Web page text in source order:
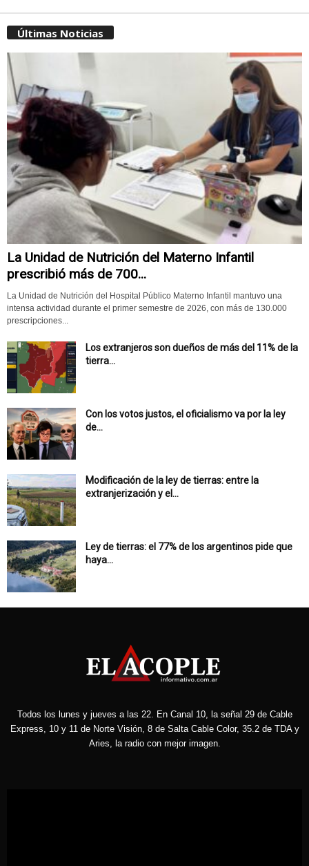
Últimas Noticias
La Unidad de Nutrición del Materno Infantil
prescribió más de 700...
La Unidad de Nutrición del Hospital Público Materno Infantil mantuvo una
intensa actividad durante el primer semestre de 2026, con más de 130.000
prescripciones...
Los extranjeros son dueños de más del 11% de la
tierra...
Con los votos justos, el oficialismo va por la ley
de...
Modificación de la ley de tierras: entre la
extranjerización y el...
Ley de tierras: el 77% de los argentinos pide que
haya...
Todos los lunes y jueves a las 22. En Canal 10, la señal 29 de Cable
Express, 10 y 11 de Norte Visión, 8 de Salta Cable Color, 35.2 de TDA y
Aries, la radio con mejor imagen.